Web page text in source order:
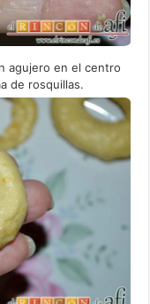
agujero en el centro
de rosquillas.